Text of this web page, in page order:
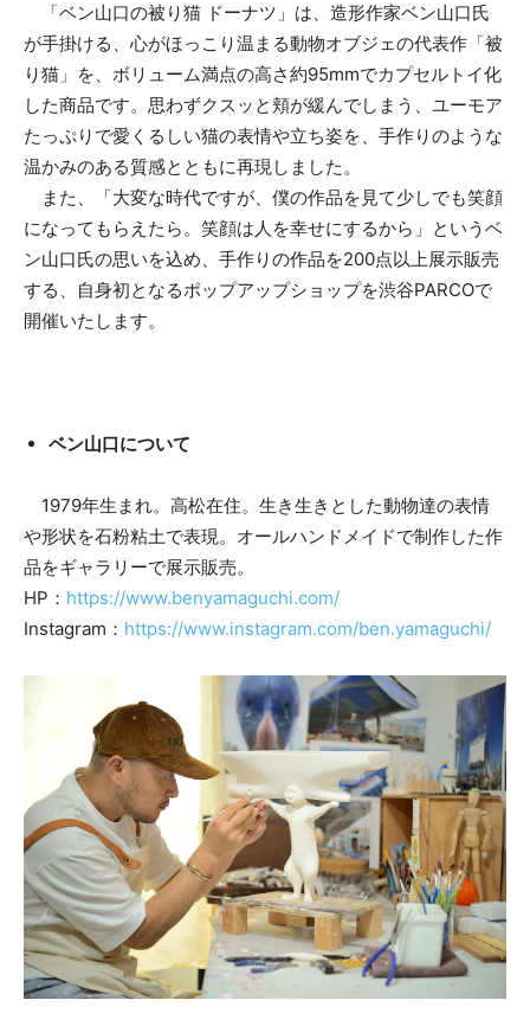
「ベン山口の被り猫 ドーナツ」は、造形作家ベン山口氏
が手掛ける、心がほっこり温まる動物オブジェの代表作「被
り猫」を、ボリューム満点の高さ約95mmでカプセルトイ化
した商品です。思わずクスッと頬が緩んでしまう、ユーモア
たっぷりで愛くるしい猫の表情や立ち姿を、手作りのような
温かみのある質感とともに再現しました。
また、「大変な時代ですが、僕の作品を見て少しでも笑顔
になってもらえたら。笑顔は人を幸せにするから」というベ
ン山口氏の思いを込め、手作りの作品を200点以上展示販売
する、自身初となるポップアップショップを渋谷PARCOで
開催いたします。
ベン山口について
1979年生まれ。高松在住。生き生きとした動物達の表情
や形状を石粉粘土で表現。オールハンドメイドで制作した作
品をギャラリーで展示販売。
HP： https://www.benyamaguchi.com/
Instagram： https://www.instagram.com/ben.yamaguchi/